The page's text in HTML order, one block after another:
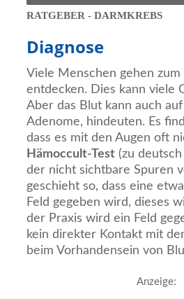
RATGEBER - DARMKREBS
Diagnose
Viele Menschen gehen
entdecken. Dies kann viele
Aber das Blut kann auch
Adenome, hindeuten. Es
dass es mit den Augen oft
Hämoccult-Test (zu
der nicht sichtbare Spuren
geschieht so, dass eine
Feld gegeben wird, dieses
der Praxis wird ein Feld
kein direkter Kontakt mit
beim Vorhandensein von
Anzeige: